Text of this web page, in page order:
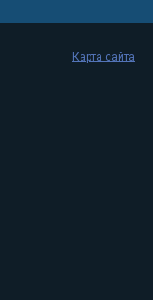
Карта сайта